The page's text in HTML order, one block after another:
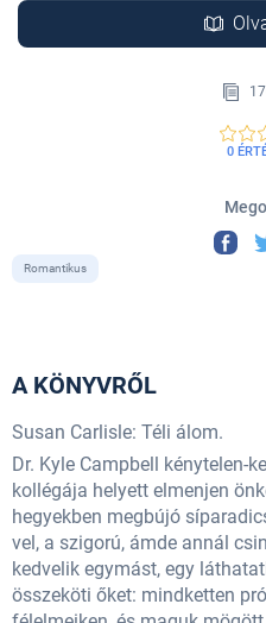
0
Romantikus
A KÖNYVRŐL
Susan Carlisle: Téli álom.
Dr. Kyle Campbell kénytelen-
kollégája helyett elmenjen
hegyekben megbújó
vel, a szigorú, ámde annál
kedvelik egymást, egy
összeköti őket: mindketten